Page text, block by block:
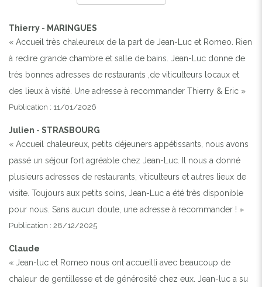
Thierry - MARINGUES
« Accueil très chaleureux de la part de Jean-Luc et Romeo. Rien
à redire grande chambre et salle de bains. Jean-Luc donne de
très bonnes adresses de restaurants ,de viticulteurs locaux et
des lieux à visité. Une adresse à recommander Thierry & Eric »
Publication : 11/01/2026
Julien - STRASBOURG
« Accueil chaleureux, petits déjeuners appétissants, nous avons
passé un séjour fort agréable chez Jean-Luc. Il nous a donné
plusieurs adresses de restaurants, viticulteurs et autres lieux de
visite. Toujours aux petits soins, Jean-Luc a été très disponible
pour nous. Sans aucun doute, une adresse à recommander ! »
Publication : 28/12/2025
Claude
« Jean-luc et Romeo nous ont accueilli avec beaucoup de
chaleur de gentillesse et de générosité chez eux. Jean-luc a su